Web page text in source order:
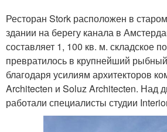
Ресторан Stork расположен в
здании на берегу канала в
составляет 1, 100 кв. м. складское
превратилось в крупнейший
благодаря усилиям архитекторов
Architecten и Soluz Architecten. Над
работали специалисты студии